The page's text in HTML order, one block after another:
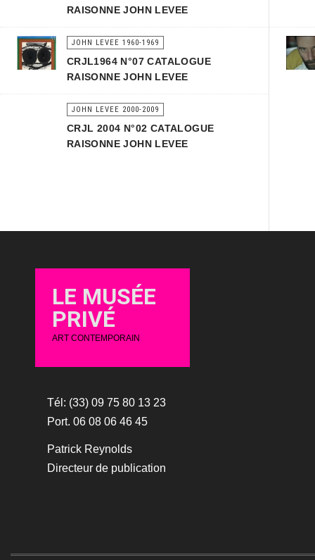
RAISONNE JOHN LEVEE
JOHN LEVEE 1960-1969
CRJL1964 N°07 CATALOGUE
RAISONNE JOHN LEVEE
JOHN LEVEE 2000-2009
CRJL 2004 N°02 CATALOGUE
RAISONNE JOHN LEVEE
LE MUSÉE
PRIVÉ
ART CONTEMPORAIN
Tél: (33) 09 75 80 13 23
Port. 06 08 06 46 45
Patrick Reynolds
Directeur de publication